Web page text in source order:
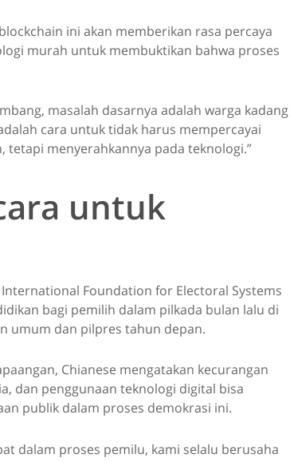
ini akan memberikan rasa percaya
murah untuk membuktikan bahwa proses
masalah dasarnya adalah warga kadang
cara untuk tidak harus mempercayai
menyerahkannya pada teknologi.”
untuk
Foundation for Electoral Systems
bagi pemilih dalam pilkada bulan lalu di
umum dan pilpres tahun depan.
Chianese mengatakan kecurangan
dan penggunaan teknologi digital bisa
publik dalam proses demokrasi ini.
dalam proses pemilu, kami selalu berusaha